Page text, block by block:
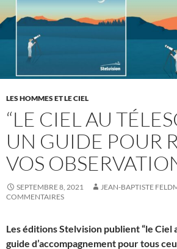
LES HOMMES ET LE CIEL
“LE CIEL AU
UN GUIDE POUR
VOS
SEPTEMBRE 8, 2021 JEAN-BAPTISTE
COMMENTAIRES
Les éditions Stelvision publient “le Ciel
guide d’accompagnement pour tous